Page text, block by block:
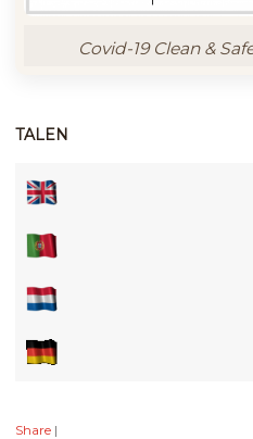
Covid-19 Clean &
TALEN
Share |